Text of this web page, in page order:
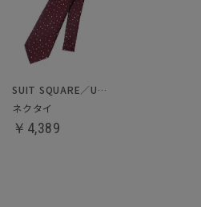
SUIT SQUARE／UNIVERSAL LANGUAGE
ネクタイ
￥4,389